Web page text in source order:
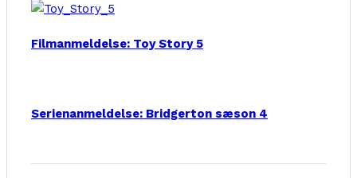
Filmanmeldelse: Toy Story 5
Serienanmeldelse: Bridgerton sæson 4